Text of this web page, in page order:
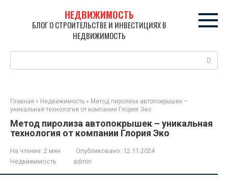
НЕДВИЖИМОСТЬ
БЛОГ О СТРОИТЕЛЬСТВЕ И ИНВЕСТИЦИЯХ В
НЕДВИЖИМОСТЬ
Поиск:
Главная » Недвижимость » Метод пиролиза автопокрышек –
уникальная технология от компании Глория Эко
Метод пиролиза автопокрышек – уникальная
технология от компании Глория Эко
На чтение: 2 мин Опубликовано: 12.11.2024
Недвижимость
admin